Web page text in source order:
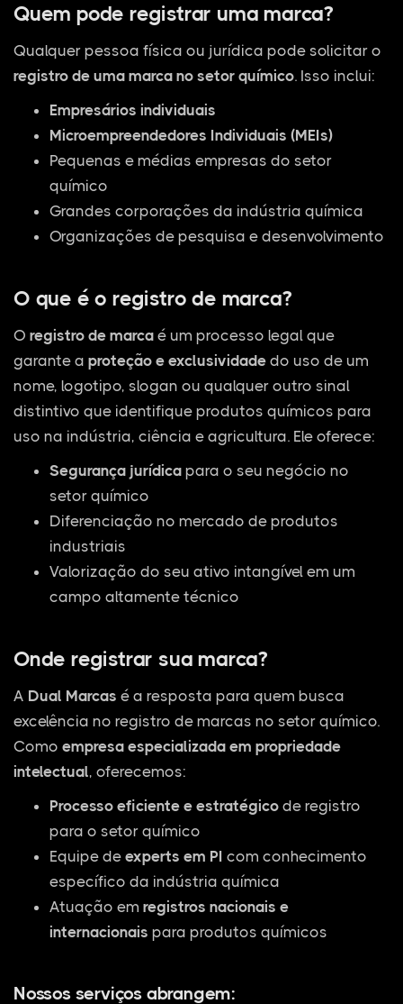
Quem pode registrar uma marca?
Qualquer pessoa física ou jurídica pode solicitar o
registro de uma marca no setor químico. Isso inclui:
Empresários individuais
Microempreendedores Individuais (MEIs)
Pequenas e médias empresas do setor
químico
Grandes corporações da indústria química
Organizações de pesquisa e desenvolvimento
O que é o registro de marca?
O registro de marca é um processo legal que
garante a proteção e exclusividade do uso de um
nome, logotipo, slogan ou qualquer outro sinal
distintivo que identifique produtos químicos para
uso na indústria, ciência e agricultura. Ele oferece:
Segurança jurídica para o seu negócio no
setor químico
Diferenciação no mercado de produtos
industriais
Valorização do seu ativo intangível em um
campo altamente técnico
Onde registrar sua marca?
A Dual Marcas é a resposta para quem busca
excelência no registro de marcas no setor químico.
Como empresa especializada em propriedade
intelectual, oferecemos:
Processo eficiente e estratégico de registro
para o setor químico
Equipe de experts em PI com conhecimento
específico da indústria química
Atuação em registros nacionais e
internacionais para produtos químicos
Nossos serviços abrangem: